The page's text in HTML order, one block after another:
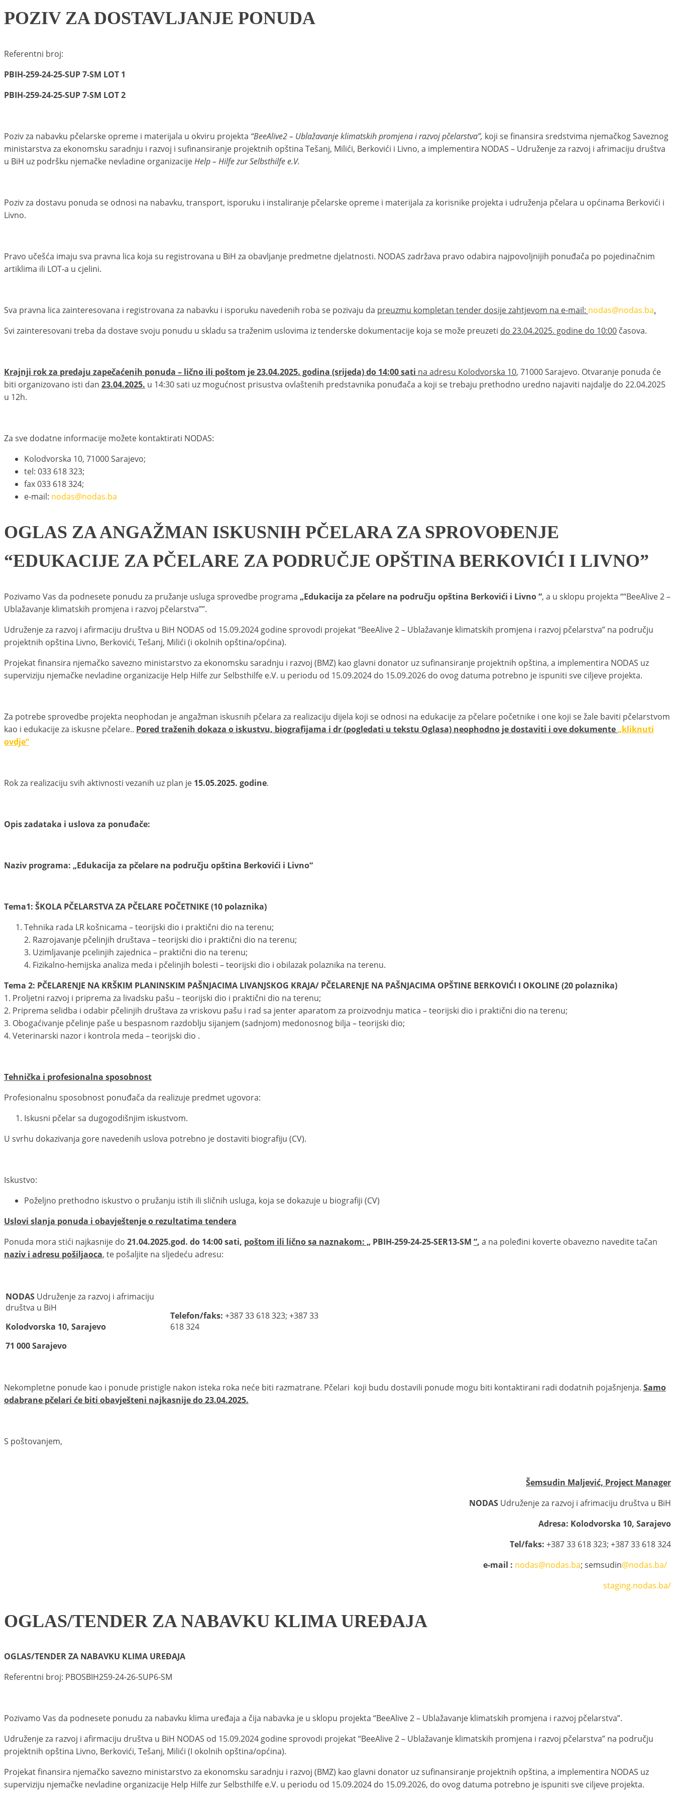
POZIV ZA DOSTAVLJANJE PONUDA
Referentni broj:
PBIH-259-24-25-SUP 7-SM LOT 1
PBIH-259-24-25-SUP 7-SM LOT 2
Poziv za nabavku pčelarske opreme i materijala u okviru projekta “BeeAlive2 – Ublažavanje klimatskih promjena i razvoj pčelarstva”, koji se finansira sredstvima njemačkog Saveznog
ministarstva za ekonomsku saradnju i razvoj i sufinansiranje projektnih opština Tešanj, Milići, Berkovići i Livno, a implementira NODAS – Udruženje za razvoj i afrimaciju društva
u BiH uz podršku njemačke nevladine organizacijeHelp – Hilfe zur Selbsthilfe e.V.
Poziv za dostavu ponuda se odnosi na nabavku, transport, isporuku i instaliranje pčelarske opreme i materijala za korisnike projekta i udruženja pčelara u općinama Berkovići i
Livno.
Pravo učešća imaju sva pravna lica koja su registrovana u BiH za obavljanje predmetne djelatnosti. NODAS zadržava pravo odabira najpovoljnijih ponuđača po pojedinačnim
artiklima ili LOT-a u cjelini.
Sva pravna lica zainteresovana i registrovana za nabavku i isporuku navedenih roba se pozivaju da preuzmu kompletan tender dosije zahtjevom na e-mail: nodas@nodas.ba.
Svi zainteresovani treba da dostave svoju ponudu u skladu sa traženim uslovima iz tenderske dokumentacije koja se može preuzeti do 23.04.2025. godine do 10:00 časova.
Krajnji rok za predaju zapečaćenih ponuda – lično ili poštom je 23.04.2025. godina (srijeda) do 14:00 sati na adresu Kolodvorska 10, 71000 Sarajevo. Otvaranje ponuda će
biti organizovano isti dan 23.04.2025. u 14:30 sati uz mogućnost prisustva ovlaštenih predstavnika ponuđača a koji se trebaju prethodno uredno najaviti najdalje do 22.04.2025
u 12h.
Za sve dodatne informacije možete kontaktirati NODAS:
Kolodvorska 10, 71000 Sarajevo;
tel: 033 618 323;
fax 033 618 324;
e-mail: nodas@nodas.ba
OGLAS ZA ANGAŽMAN ISKUSNIH PČELARA ZA SPROVOĐENJE
“EDUKACIJE ZA PČELARE ZA PODRUČJE OPŠTINA BERKOVIĆI I LIVNO”
Pozivamo Vas da podnesete ponudu za pružanje usluga sprovedbe programa „Edukacija za pčelare na području opština Berkovići i Livno“, a u sklopu projekta ““BeeAlive 2 –
Ublažavanje klimatskih promjena i razvoj pčelarstva””.
Udruženje za razvoj i afirmaciju društva u BiH NODAS od 15.09.2024 godine sprovodi projekat “BeeAlive 2 – Ublažavanje klimatskih promjena i razvoj pčelarstva” na području
projektnih opština Livno, Berkovići, Tešanj, Milići (i okolnih opština/općina).
Projekat finansira njemačko savezno ministarstvo za ekonomsku saradnju i razvoj (BMZ) kao glavni donator uz sufinansiranje projektnih opština, a implementira NODAS uz
superviziju njemačke nevladine organizacije Help Hilfe zur Selbsthilfe e.V. u periodu od 15.09.2024 do 15.09.2026 do ovog datuma potrebno je ispuniti sve ciljeve projekta.
Za potrebe sprovedbe projekta neophodan je angažman iskusnih pčelara za realizaciju dijela koji se odnosi na edukacije za pčelare početnike i one koji se žale baviti pčelarstvom
kao i edukacije za iskusne pčelare.. Pored traženih dokaza o iskustvu, biografijama i dr (pogledati u tekstu Oglasa) neophodno je dostaviti i ove dokumente „kliknuti
ovdje“
Rok za realizaciju svih aktivnosti vezanih uz plan je 15.05.2025. godine.
Opis zadataka i uslova za ponuđače:
Naziv programa: „Edukacija za pčelare na području opština Berkovići i Livno“
Tema1: ŠKOLA PČELARSTVA ZA PČELARE POČETNIKE (10 polaznika)
Tehnika rada LR košnicama – teorijski dio i praktični dio na terenu;
2. Razrojavanje pčelinjih društava – teorijski dio i praktični dio na terenu;
3. Uzimljavanje pcelinjih zajednica – praktični dio na terenu;
4. Fizikalno-hemijska analiza meda i pčelinjih bolesti – teorijski dio i obilazak polaznika na terenu.
Tema 2: PČELARENJE NA KRŠKIM PLANINSKIM PAŠNJACIMA LIVANJSKOG KRAJA/ PČELARENJE NA PAŠNJACIMA OPŠTINE BERKOVIĆI I OKOLINE (20 polaznika)
1. Proljetni razvoj i priprema za livadsku pašu – teorijski dio i praktični dio na terenu;
2. Priprema selidba i odabir pčelinjih društava za vriskovu pašu i rad sa jenter aparatom za proizvodnju matica – teorijski dio i praktični dio na terenu;
3. Obogaćivanje pčelinje paše u bespasnom razdoblju sijanjem (sadnjom) medonosnog bilja – teorijski dio;
4. Veterinarski nazor i kontrola meda – teorijski dio .
Tehnička i profesionalna sposobnost
Profesionalnu sposobnost ponuđača da realizuje predmet ugovora:
Iskusni pčelar sa dugogodišnjim iskustvom.
U svrhu dokazivanja gore navedenih uslova potrebno je dostaviti biografiju (CV).
Iskustvo:
Poželjno prethodno iskustvo o pružanju istih ili sličnih usluga, koja se dokazuje u biografiji (CV)
Uslovi slanja ponuda i obavještenje o rezultatima tendera
Ponuda mora stići najkasnije do 21.04.2025.god. do 14:00 sati, poštom ili lično sa naznakom: „ PBIH-259-24-25-SER13-SM “, a na poleđini koverte obavezno navedite tačan
naziv i adresu pošiljaoca, te pošaljite na sljedeću adresu:
NODAS Udruženje za razvoj i afrimaciju
društva u BiH
Kolodvorska 10, Sarajevo
71 000 Sarajevo
Telefon/faks: +387 33 618 323; +387 33
618 324
Nekompletne ponude kao i ponude pristigle nakon isteka roka neće biti razmatrane. Pčelari koji budu dostavili ponude mogu biti kontaktirani radi dodatnih pojašnjenja. Samo
odabrane pčelari će biti obavješteni najkasnije do 23.04.2025.
S poštovanjem,
Šemsudin Maljević, Project Manager
NODAS Udruženje za razvoj i afrimaciju društva u BiH
Adresa: Kolodvorska 10, Sarajevo
Tel/faks: +387 33 618 323; +387 33 618 324
e-mail : nodas@nodas.ba; semsudin@nodas.ba/
staging.nodas.ba/
OGLAS/TENDER ZA NABAVKU KLIMA UREĐAJA
OGLAS/TENDER ZA NABAVKU KLIMA UREĐAJA
Referentni broj: PBOSBIH259-24-26-SUP6-SM
Pozivamo Vas da podnesete ponudu za nabavku klima uređaja a čija nabavka je u sklopu projekta “BeeAlive2– Ublažavanje klimatskih promjena i razvoj pčelarstva”.
Udruženje za razvoj i afirmaciju društva u BiH NODAS od 15.09.2024 godine sprovodi projekat “BeeAlive 2 – Ublažavanje klimatskih promjena i razvoj pčelarstva” na području
projektnih opština Livno, Berkovići, Tešanj, Milići (I okolnih opština/općina).
Projekat finansira njemačko savezno ministarstvo za ekonomsku saradnju i razvoj (BMZ) kao glavni donator uz sufinansiranje projektnih opština, a implementira NODAS uz
superviziju njemačke nevladine organizacije Help Hilfe zur Selbsthilfe e.V. u periodu od 15.09.2024 do 15.09.2026, do ovog datuma potrebno je ispuniti sve ciljeve projekta.